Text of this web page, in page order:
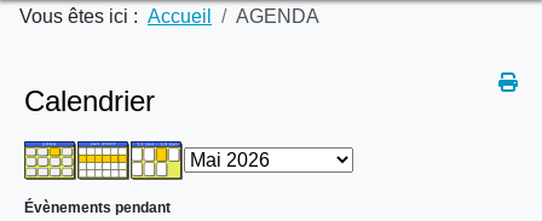
Vous êtes ici : Accueil AGENDA
Calendrier
Évènements pendant